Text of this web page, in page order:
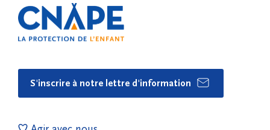
S'inscrire à notre lettre d'information